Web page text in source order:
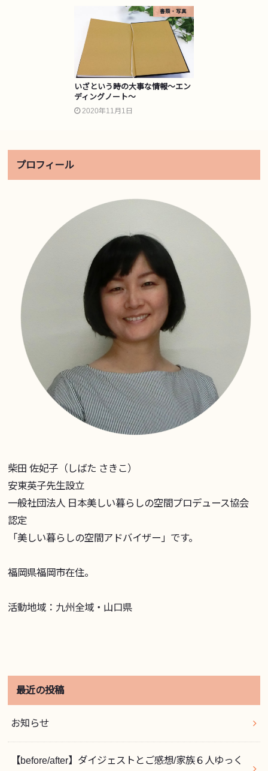
書類・写真
いざという時の大事な情報～エン
ディングノート～
2020年11月1日
プロフィール
柴田 佐妃子（しばた さきこ）
安東英子先生設立
一般社団法人 日本美しい暮らしの空間プロデュース協会
認定
「美しい暮らしの空間アドバイザー」です。
福岡県福岡市在住。
活動地域：九州全域・山口県
最近の投稿
お知らせ
【before/after】ダイジェストとご感想/家族６人ゆっく